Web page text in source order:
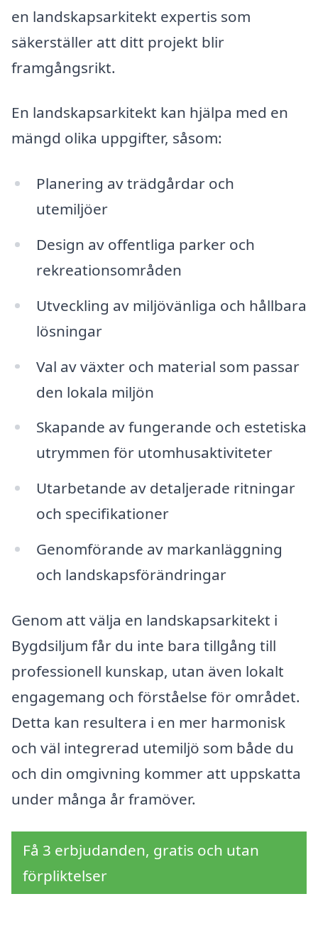
en landskapsarkitekt expertis som
säkerställer att ditt projekt blir
framgångsrikt.
En landskapsarkitekt kan hjälpa med en
mängd olika uppgifter, såsom:
Planering av trädgårdar och
utemiljöer
Design av offentliga parker och
rekreationsområden
Utveckling av miljövänliga och hållbara
lösningar
Val av växter och material som passar
den lokala miljön
Skapande av fungerande och estetiska
utrymmen för utomhusaktiviteter
Utarbetande av detaljerade ritningar
och specifikationer
Genomförande av markanläggning
och landskapsförändringar
Genom att välja en landskapsarkitekt i
Bygdsiljum får du inte bara tillgång till
professionell kunskap, utan även lokalt
engagemang och förståelse för området.
Detta kan resultera i en mer harmonisk
och väl integrerad utemiljö som både du
och din omgivning kommer att uppskatta
under många år framöver.
Få 3 erbjudanden, gratis och utan
förpliktelser